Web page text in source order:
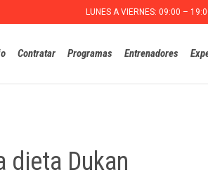
LUNES A VIERNES: 09:00 –
Contratar Programas Entrenadores
dieta Dukan